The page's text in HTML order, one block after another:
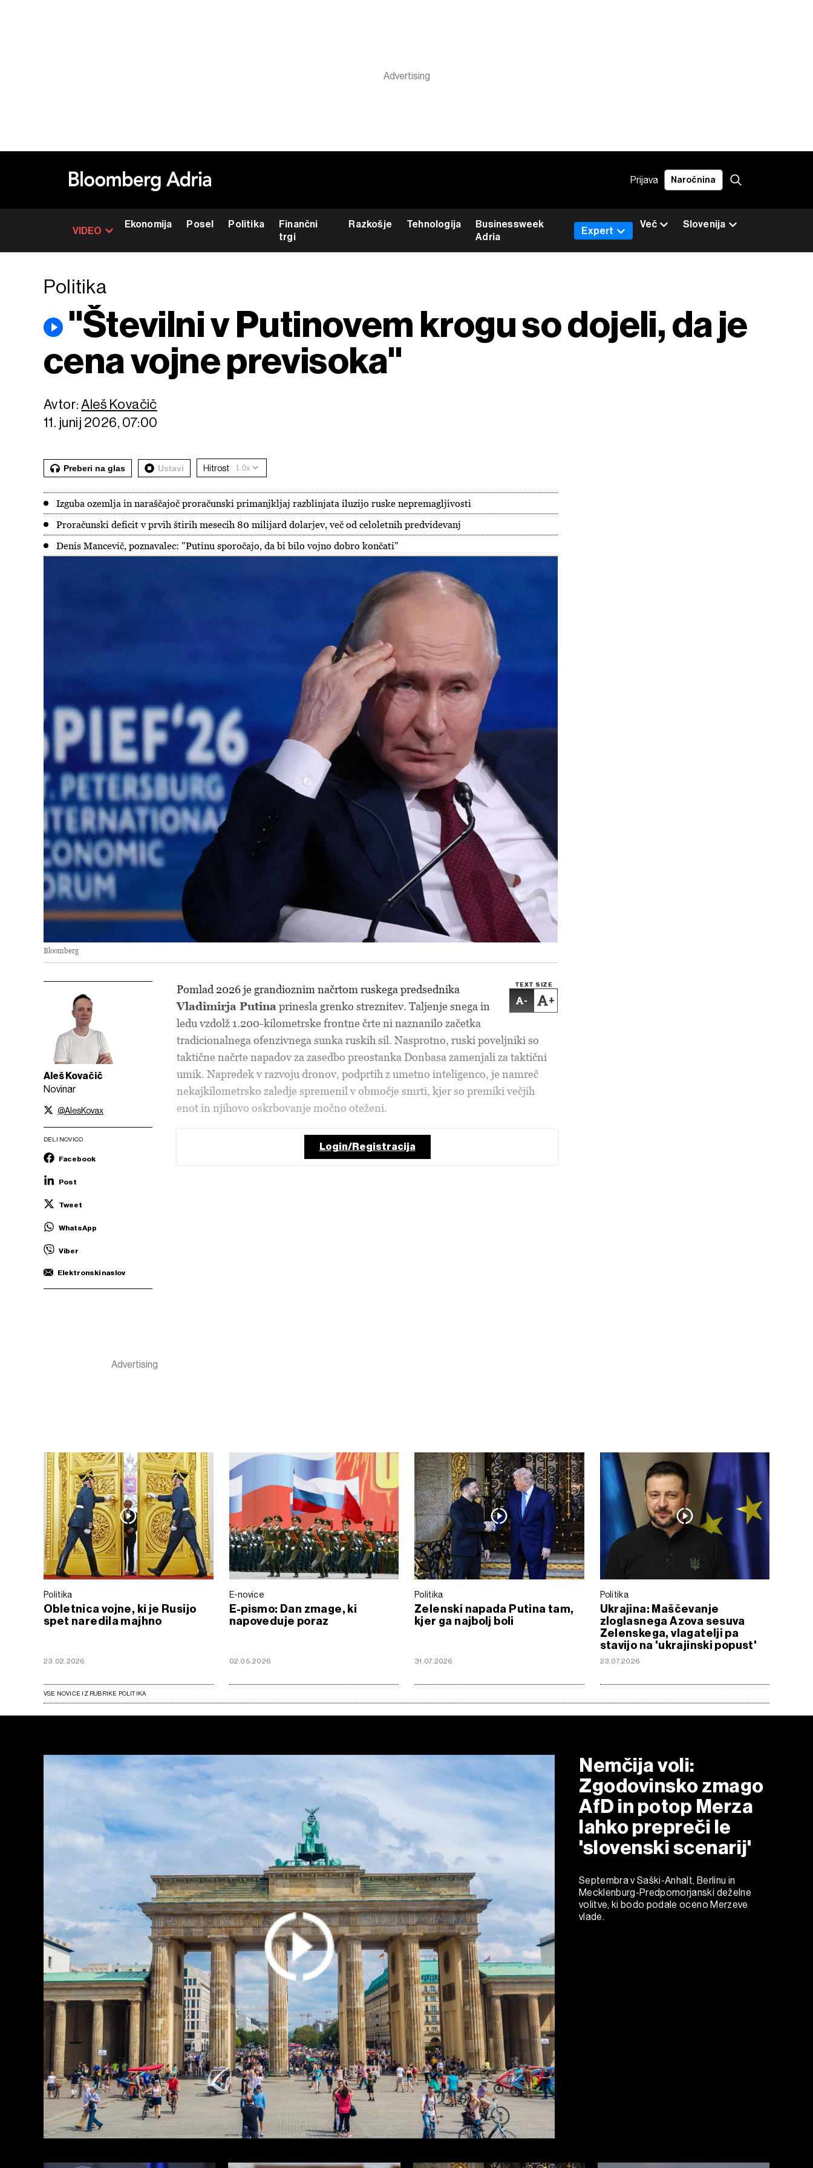
Prijava Naročnina
VIDEO
Ekonomija Posel Politika
Finančni
trgi
Razkošje Tehnologija
Businessweek
Adria
Slovenija
Expert
Več
Politika
"Številni v Putinovem krogu so dojeli, da je
cena vojne previsoka"
Avtor:Aleš Kovačič
11. junij 2026, 07:00
Preberi na glas Ustavi Hitrost
Izguba ozemlja in naraščajoč proračunski primanjkljaj razblinjata iluzijo ruske nepremagljivosti
Proračunski deficit v prvih štirih mesecih 80 milijard dolarjev, več od celoletnih predvidevanj
Denis Mancevič, poznavalec: "Putinu sporočajo, da bi bilo vojno dobro končati"
Bloomberg
Aleš Kovačič
Novinar
@AlesKovax
DELI NOVICO
Facebook
Post
Tweet
WhatsApp
Viber
Elektronski naslov
TEXT SIZE
- +
Pomlad 2026 je grandioznim načrtom ruskega predsednika
Vladimirja Putina prinesla grenko streznitev. Taljenje snega in
ledu vzdolž 1.200-kilometrske frontne črte ni naznanilo začetka
tradicionalnega ofenzivnega sunka ruskih sil. Nasprotno, ruski poveljniki so
taktične načrte napadov za zasedbo preostanka Donbasa zamenjali za taktični
umik. Napredek v razvoju dronov, podprtih z umetno inteligenco, je namreč
nekajkilometrsko zaledje spremenil v območje smrti, kjer so premiki večjih
enot in njihovo oskrbovanje močno oteženi.
Login/Registracija
Politika
Obletnica vojne, ki je Rusijo
spet naredila majhno
23.02.2026
E-novice
E-pismo: Dan zmage, ki
napoveduje poraz
02.05.2026
Politika
Zelenski napada Putina tam,
kjer ga najbolj boli
31.07.2026
Politika
Ukrajina: Maščevanje
zloglasnega Azova sesuva
Zelenskega, vlagatelji pa
stavijo na 'ukrajinski popust'
23.07.2026
VSE NOVICE IZ RUBRIKE POLITIKA
Nemčija voli:
Zgodovinsko zmago
AfD in potop Merza
lahko prepreči le
'slovenski scenarij'
Septembra v Saški-Anhalt, Berlinu in
Mecklenburg-Predpomorjanski deželne
volitve, ki bodo podale oceno Merzeve
vlade.